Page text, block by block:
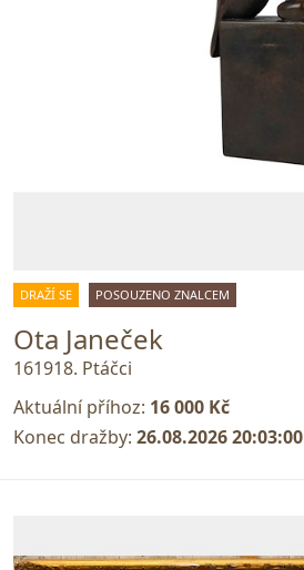
DRAŽÍ SE POSOUZENO ZNALCEM
Ota Janeček
161918. Ptáčci
Aktuální příhoz: 16 000 Kč
Konec dražby: 26.08.2026 20:03:00